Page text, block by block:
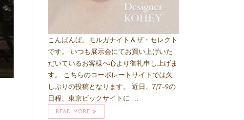
こんばんば。モルガナイト＆ザ・セレクト
です。 いつも展示会にてお買い上げいた
だいているお客様へ心より御礼申し上げま
す。 こちらのコーポレートサイトでは久
しぶりの投稿となります。 近日、7/7-9の
日程、東京ビックサイトに …
READ MORE